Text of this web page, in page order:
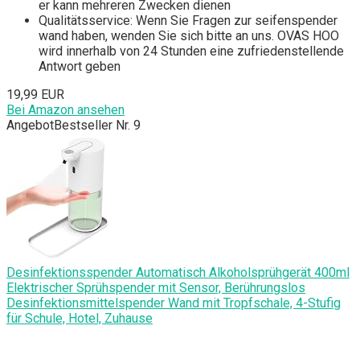
er kann mehreren Zwecken dienen
Qualitätsservice: Wenn Sie Fragen zur seifenspender
wand haben, wenden Sie sich bitte an uns. OVAS HOO
wird innerhalb von 24 Stunden eine zufriedenstellende
Antwort geben
19,99 EUR
Bei Amazon ansehen
AngebotBestseller Nr. 9
Desinfektionsspender Automatisch Alkoholsprühgerät 400ml
Elektrischer Sprühspender mit Sensor, Berührungslos
Desinfektionsmittelspender Wand mit Tropfschale, 4-Stufig
für Schule, Hotel, Zuhause